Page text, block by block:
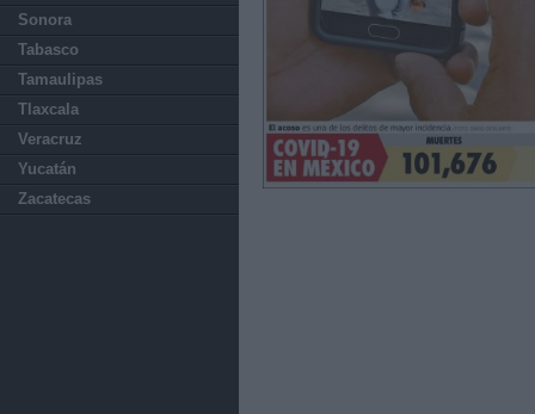
Sonora
Tabasco
Tamaulipas
Tlaxcala
Veracruz
Yucatán
Zacatecas